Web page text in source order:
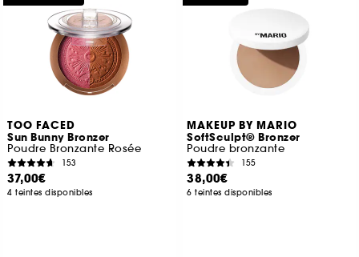
TOO FACED
Sun Bunny Bronzer
Poudre Bronzante Rosée
153
37,00€
4 teintes disponibles
MAKEUP BY MARIO
SoftSculpt® Bronzer
Poudre bronzante
155
38,00€
6 teintes disponibles